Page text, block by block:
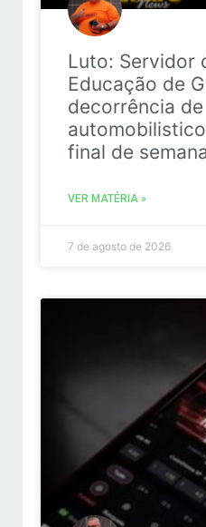
Luto: Servidor
Educação de
decorrência
final de
VER MATÉRIA »
7 de agosto de 2026